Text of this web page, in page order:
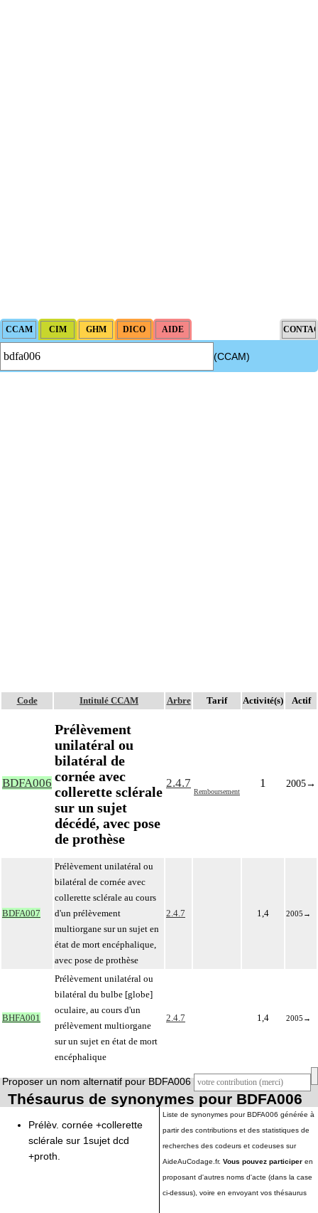
(CCAM)
Code Intitulé CCAM Arbre Tarif Activité(s) Actif
BDFA006
Prélèvement
unilatéral ou
bilatéral de
cornée avec
collerette sclérale
sur un sujet
décédé, avec pose
de prothèse
2.4.7
Remboursement
1 2005→
BDFA007
Prélèvement unilatéral ou
bilatéral de cornée avec
collerette sclérale au cours
d'un prélèvement
multiorgane sur un sujet en
état de mort encéphalique,
avec pose de prothèse
2.4.7 1,4 2005 →
BHFA001
Prélèvement unilatéral ou
bilatéral du bulbe [globe]
oculaire, au cours d'un
prélèvement multiorgane
sur un sujet en état de mort
encéphalique
2.4.7 1,4 2005 →
Proposer un nom alternatif pour BDFA006
Thésaurus de synonymes pour BDFA006
Prélèv. cornée +collerette
sclérale sur 1sujet dcd
+proth.
Liste de synonymes pour BDFA006 générée à
partir des contributions et des statistiques de
recherches des codeurs et codeuses sur
AideAuCodage.fr. Vous pouvez participer en
proposant d'autres noms d'acte (dans la case
ci-dessus), voire en envoyant vos thésaurus